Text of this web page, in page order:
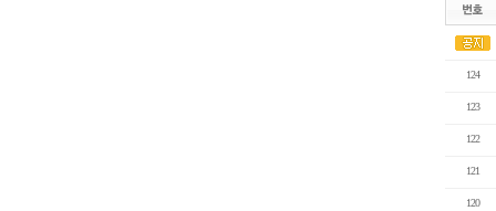
124
123
122
121
120